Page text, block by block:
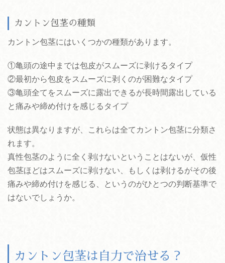
カントン包茎の種類
カントン包茎にはいくつかの種類があります。
①亀頭の途中までは包皮がスムーズに剥けるタイプ
②最初から包皮をスムーズに剥くのが困難なタイプ
③亀頭全てをスムーズに露出できるが長時間露出している
と痛みや締め付けを感じるタイプ
状態は異なりますが、これらは全てカントン包茎に分類さ
れます。
真性包茎のように全く剥けないということはないが、仮性
包茎ほどはスムーズに剥けない、もしくは剥けるがその後
痛みや締め付けを感じる、というのがひとつの判断基準で
はないでしょうか。
カントン包茎は自力で治せる？